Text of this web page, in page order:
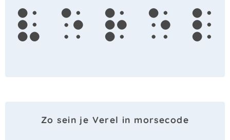
v e r e l
Zo sein je Verel in morsecode